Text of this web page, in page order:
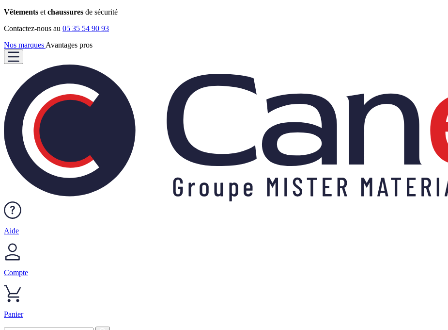
Vêtements et chaussures de sécurité
Contactez-nous au 05 35 54 90 93
Nos marques Avantages pros
Aide
Compte
Panier